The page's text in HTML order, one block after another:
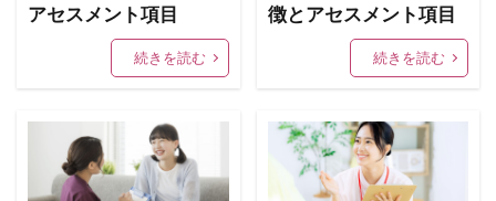
アセスメント項目
続きを読む
徴とアセスメント項目
続きを読む